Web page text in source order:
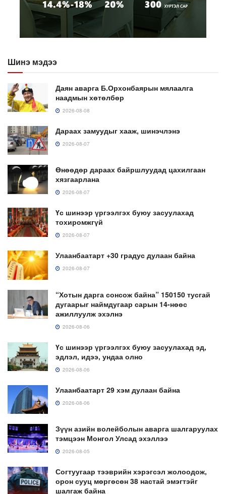
Шинэ мэдээ
Даян аварга Б.Орхонбаярын мялаалга
наадмын хөтөлбөр
2026-08-08
Дараах замуудыг хааж, шинэчлэнэ
2026-08-07
Өнөөдөр дараах байршлуудад цахилгаан
хязгаарлана
2026-08-07
Үс шинээр үргээлгэх буюу засуулахад
тохиромжгүй
2026-08-07
Улаанбаатарт +30 градус дулаан байна
2026-08-07
“Хотын дарга сонсож байна” 150150 тусгай
дугаарыг наймдугаар сарын 14-нөөс
ажиллуулж эхэлнэ
2026-08-06
Үс шинээр үргээлгэх буюу засуулахад эд,
эдлэл, идээ, ундаа олно
2026-08-06
Улаанбаатарт 29 хэм дулаан байна
2026-08-06
Зүүн азийн волейболын аварга шалгаруулах
тэмцээн Монгол Улсад эхэллээ
2026-08-05
Согтуугаар тээврийн хэрэгсэл жолоодож,
орон сууц мөргөсөн 38 настай эмэгтэйг
шалгаж байна